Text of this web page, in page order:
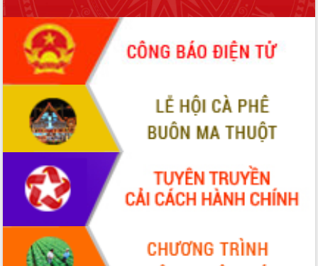
món ăn từ sầu riêng
Đắk Lắk công bố Quy hoạch và xúc
tiến đầu tư tỉnh
Ngành cá ngừ Đắk Lắk chủ động thích
ứng để giữ vững thị trường xuất khẩu
Diễn đàn Kinh tế tư nhân Việt Nam đột
phá cơ chế - Hợp tác công tư
Đề án 06 tạo bước ngoặt đột phá trong
cải cách hành chính tỉnh Đắk Lắk
Kết nối tour, đẩy mạnh chuyển đổi số
để phát triển du lịch Đắk Lắk
Khởi động Dự án Đầu tư xây dựng hạ
tầng kỹ thuật Cụm công nghiệp Tân
Gặp mặt các cơ quan báo chí nhân Kỷ
niệm 101 năm Ngày Báo chí Cách
mạng Việt Nam